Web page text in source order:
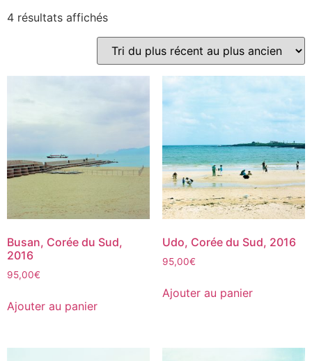
4 résultats affichésTrié
du
plus
récent
Busan, Corée du Sud,
2016
95,00€
Ajouter au panier
Udo, Corée du Sud, 2016
95,00€
Ajouter au panier